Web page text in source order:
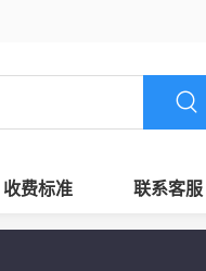
收费标准 联系客服